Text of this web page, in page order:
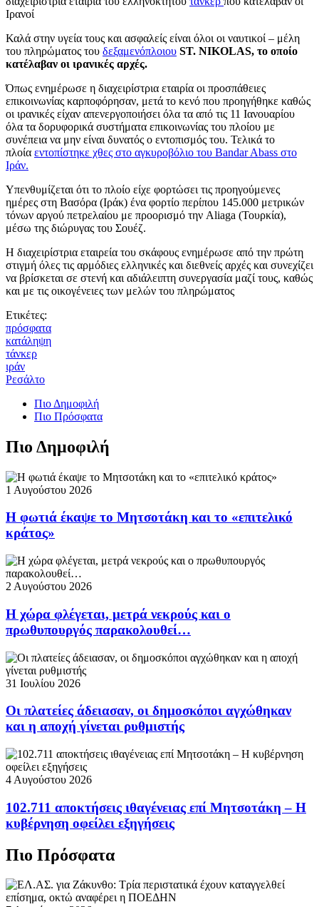
Ιρανοί
Καλά στην υγεία τους και ασφαλείς είναι όλοι οι ναυτικοί – μέλη
του πληρώματος του δεξαμενόπλοιου ST. NIKOLAS, το οποίο
κατέλαβαν οι ιρανικές αρχές.
Όπως ενημέρωσε η διαχειρίστρια εταιρία οι προσπάθειες
επικοινωνίας καρποφόρησαν, μετά το κενό που προηγήθηκε καθώς
οι ιρανικές είχαν απενεργοποιήσει όλα τα από τις 11 Ιανουαρίου
όλα τα δορυφορικά συστήματα επικοινωνίας του πλοίου με
συνέπεια να μην είναι δυνατός ο εντοπισμός του. Τελικά το
πλοία εντοπίστηκε χθες στο αγκυροβόλιο του Bandar Abass στο
Ιράν.
Υπενθυμίζεται ότι το πλοίο είχε φορτώσει τις προηγούμενες
ημέρες στη Βασόρα (Ιράκ) ένα φορτίο περίπου 145.000 μετρικών
τόνων αργού πετρελαίου με προορισμό την Aliaga (Τουρκία),
μέσω της διώρυγας του Σουέζ.
Η διαχειρίστρια εταιρεία του σκάφους ενημέρωσε από την πρώτη
στιγμή όλες τις αρμόδιες ελληνικές και διεθνείς αρχές και συνεχίζει
να βρίσκεται σε στενή και αδιάλειπτη συνεργασία μαζί τους, καθώς
και με τις οικογένειες των μελών του πληρώματος
Ετικέτες:
πρόσφατα
κατάληψη
τάνκερ
ιράν
Ρεσάλτο
Πιο Δημοφιλή
Πιο Πρόσφατα
Πιο Δημοφιλή
1 Αυγούστου 2026
Η φωτιά έκαψε το Μητσοτάκη και το «επιτελικό
κράτος»
2 Αυγούστου 2026
Η χώρα φλέγεται, μετρά νεκρούς και ο
πρωθυπουργός παρακολουθεί…
31 Ιουλίου 2026
Οι πλατείες άδειασαν, οι δημοσκόποι αγχώθηκαν
και η αποχή γίνεται ρυθμιστής
4 Αυγούστου 2026
102.711 αποκτήσεις ιθαγένειας επί Μητσοτάκη – Η
κυβέρνηση οφείλει εξηγήσεις
Πιο Πρόσφατα